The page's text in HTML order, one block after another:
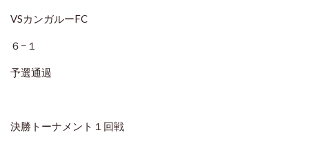
VSカンガルーFC
６−１
予選通過
決勝トーナメント１回戦